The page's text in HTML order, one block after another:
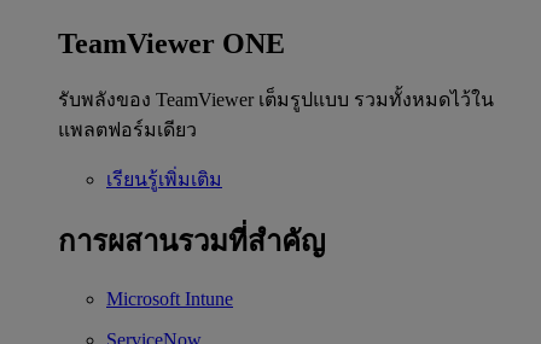
TeamViewer ONE
รับพลังของ TeamViewer เต็มรูปแบบ รวมทั้งหมดไว้ใน
แพลตฟอร์มเดียว
เรียนรู้เพิ่มเติม
การผสานรวมที่สำคัญ
Microsoft Intune